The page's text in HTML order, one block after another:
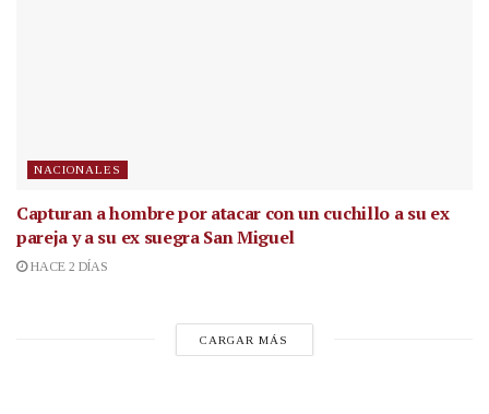
NACIONALES
Capturan a hombre por atacar con un cuchillo a su ex
pareja y a su ex suegra San Miguel
HACE 2 DÍAS
CARGAR MÁS